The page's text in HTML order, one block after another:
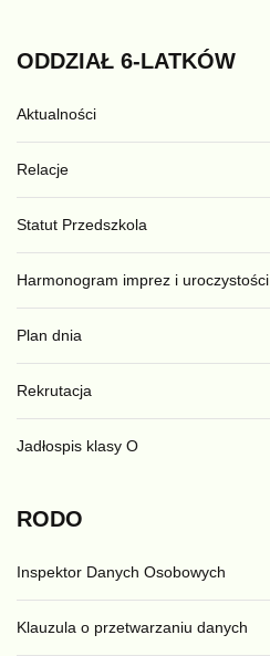
ODDZIAŁ 6-LATKÓW
Aktualności
Relacje
Statut Przedszkola
Harmonogram imprez i uroczystości
Plan dnia
Rekrutacja
Jadłospis klasy O
RODO
Inspektor Danych Osobowych
Klauzula o przetwarzaniu danych